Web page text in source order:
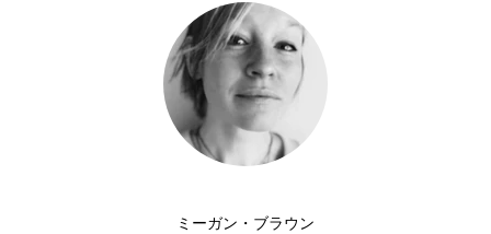
ミーガン・ブラウン